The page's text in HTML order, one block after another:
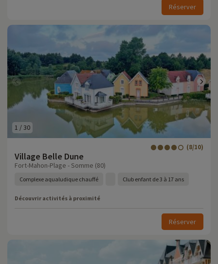
Réserver
1 /30
Village Belle Dune
(8/10)
Fort-Mahon-Plage - Somme (80)
Complexe aqualudique chauffé Club enfant de 3 à 17 ans
Découvrir activités à proximité
Réserver